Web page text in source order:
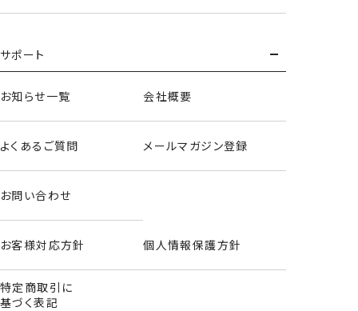
サポート
お知らせ一覧 会社概要
よくあるご質問 メールマガジン登録
お問い合わせ
お客様対応方針 個人情報保護方針
特定商取引に
基づく表記